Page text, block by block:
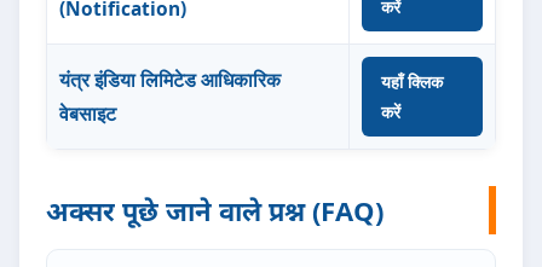
(Notification) करें
यंत्र इंडिया लिमिटेड आधिकारिक
वेबसाइट
यहाँ क्लिक
करें
अक्सर पूछे जाने वाले प्रश्न (FAQ)